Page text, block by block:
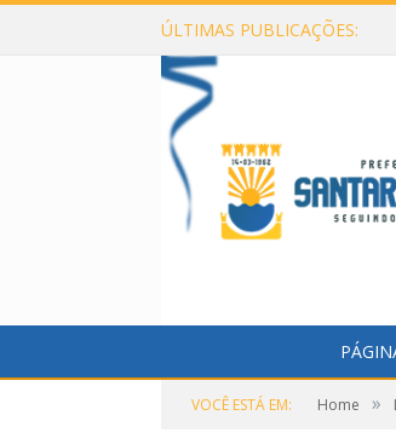
ÚLTIMAS PUBLICAÇÕES:
VOCÊ ESTÁ EM: Home »